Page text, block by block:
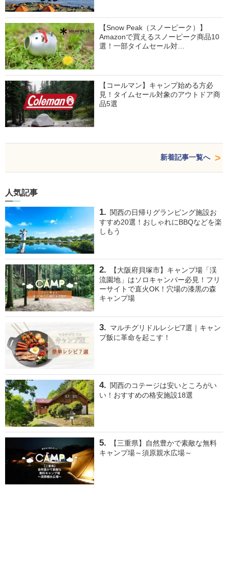
【Snow Peak（スノーピーク）】
Amazonで買えるスノーピーク商品10
選！一部タイムセール対…
【コールマン】キャンプ始める方必
見！タイムセール対象のアウトドア商
品5選
新着記事一覧へ
人気記事
関西の日帰りグランピング施設お
すすめ20選！おしゃれにBBQなどを楽
しもう
【大阪府貝塚市】キャンプ場「渓
流園地」はソロキャンパー必見！フリ
ーサイトで直火OK！穴場の漆黒の森
キャンプ場
マルチグリドルレシピ7選｜キャン
プ飯に革命を起こす！
関西のコテージは安いところがい
い！おすすめの格安施設18選
【三重県】自然豊かで素敵な無料
キャンプ場～須原親水広場～